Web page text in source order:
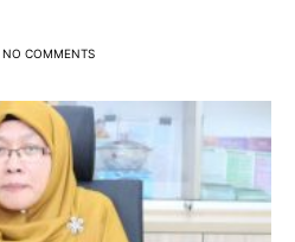
NO COMMENTS